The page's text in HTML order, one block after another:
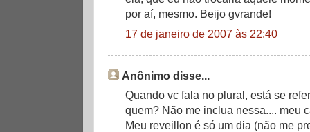
por aí, mesmo. Beijo gvrande!
17 de janeiro de 2007 às 22:40
Anônimo disse...
Quando vc fala no plural, está se
quem? Não me inclua nessa.... meu
Meu reveillon é só um dia (não me